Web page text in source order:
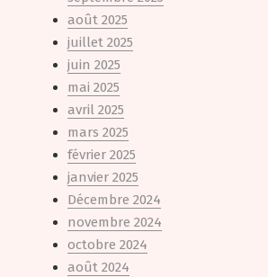
août 2025
juillet 2025
juin 2025
mai 2025
avril 2025
mars 2025
février 2025
janvier 2025
Décembre 2024
novembre 2024
octobre 2024
août 2024